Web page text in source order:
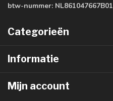
btw-nummer: NL861047667B01
Categorieën
Informatie
Mijn account